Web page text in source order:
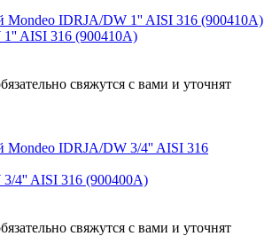
AISI 316 (900410А)
свяжутся с вами и уточнят
4'' AISI 316 (900400А)
свяжутся с вами и уточнят